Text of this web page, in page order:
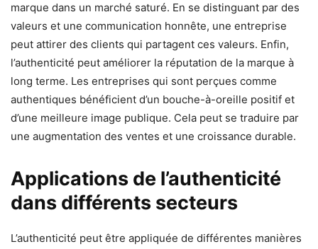
marque dans un marché saturé. En se distinguant par des
valeurs et une communication honnête, une entreprise
peut attirer des clients qui partagent ces valeurs. Enfin,
l’authenticité peut améliorer la réputation de la marque à
long terme. Les entreprises qui sont perçues comme
authentiques bénéficient d’un bouche-à-oreille positif et
d’une meilleure image publique. Cela peut se traduire par
une augmentation des ventes et une croissance durable.
Applications de l’authenticité
dans différents secteurs
L’authenticité peut être appliquée de différentes manières